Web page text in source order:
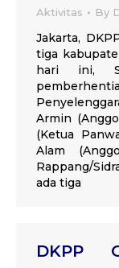
Aktivitas By
Jakarta,
tiga
hari ini,
Armin
(Ketua
Alam
Rappang/
ada tiga
DKPP